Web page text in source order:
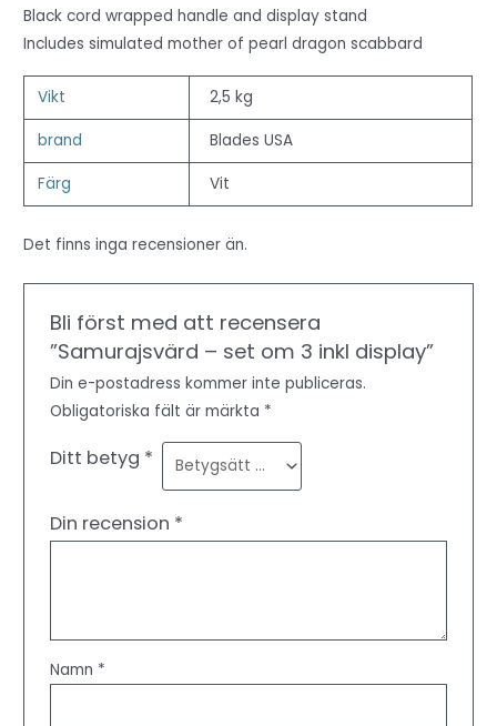
Black cord wrapped handle and display stand
Includes simulated mother of pearl dragon scabbard
Vikt 2,5 kg
brand Blades USA
Färg Vit
Det finns inga recensioner än.
Bli först med att recensera
”Samurajsvärd – set om 3 inkl display”
Din e-postadress kommer inte publiceras.
Obligatoriska fält är märkta *
Ditt betyg *
Din recension *
Namn *